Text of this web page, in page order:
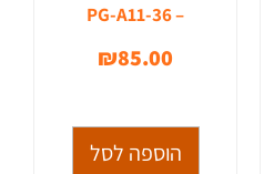
– PG-A11-36
₪85.00
הוספה לסל